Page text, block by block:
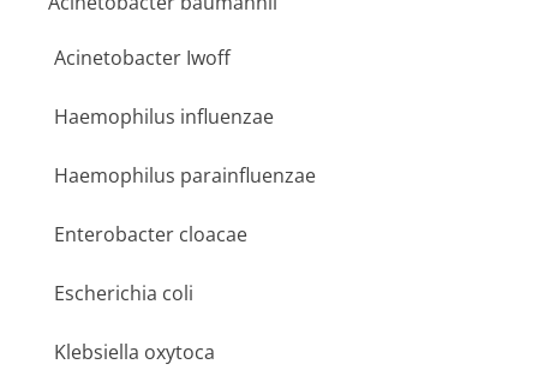
Acinetobacter Iwoff
Haemophilus influenzae
Haemophilus parainfluenzae
Enterobacter cloacae
Escherichia coli
Klebsiella oxytoca